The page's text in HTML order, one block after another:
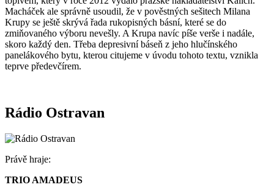
Macháček ale správně usoudil, že v pověstných sešitech Milana
Krupy se ještě skrývá řada rukopisných básní, které se do
zmiňovaného výboru nevešly. A Krupa navíc píše verše i nadále,
skoro každý den. Třeba depresivní báseň z jeho hlučínského
panelákového bytu, kterou citujeme v úvodu tohoto textu, vznikla
teprve předevčírem.
Rádio Ostravan
Právě hraje:
TRIO AMADEUS